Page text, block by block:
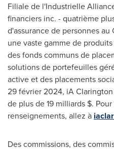
Filiale de l'Industrielle
financiers inc. - quatrième
d'assurance de personnes au
une vaste gamme de
des fonds communs de
solutions de portefeuilles
active et des placements
29 février 2024, iAClarington
de plus de 19 milliards $.
renseignements, allez à
Des commissions, des